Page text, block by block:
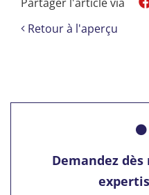
Retour à l'aperçu
Demandez